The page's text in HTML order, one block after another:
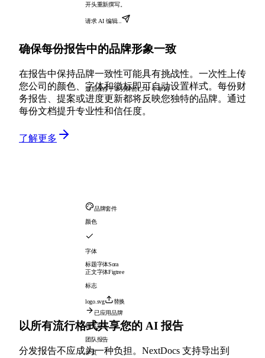
开头重新撰写。
请求 AI 编辑...
最后保存于 2 分钟前1,247 个单词
确保每份报告中的品牌形象一致
在报告中保持品牌一致性可能具有挑战性。一次性上传
您公司的颜色、字体和徽标即可自动设置样式。每份财
务报告、提案或进度更新都将反映您独特的品牌。通过
每份文档提升专业性和信任度。
了解更多
品牌套件
颜色
字体
标题字体Sora
正文字体Figtree
标志
logo.svg 替换
已应用品牌
销售提案
团队报告
单页
以所有流行格式共享您的 AI 报告
分发报告不应成为一种负担。NextDocs 支持导出到